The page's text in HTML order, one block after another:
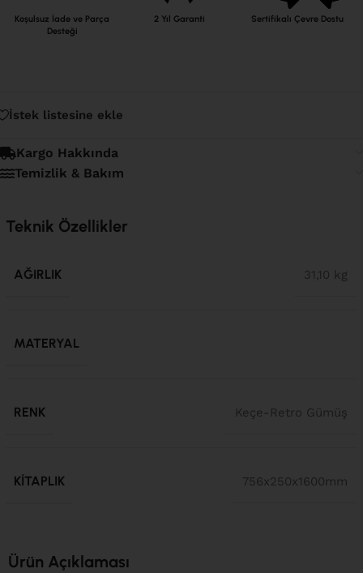
Koşulsuz İade ve Parça
Desteği
2 Yıl Garanti Sertifikalı Çevre Dostu
İstek listesine ekle
Kargo Hakkında
Temizlik & Bakım
Teknik Özellikler
AĞIRLIK 31,10 kg
MATERYAL
RENK Keçe-Retro Gümüş
KITAPLIK 756x250x1600mm
Ürün Açıklaması